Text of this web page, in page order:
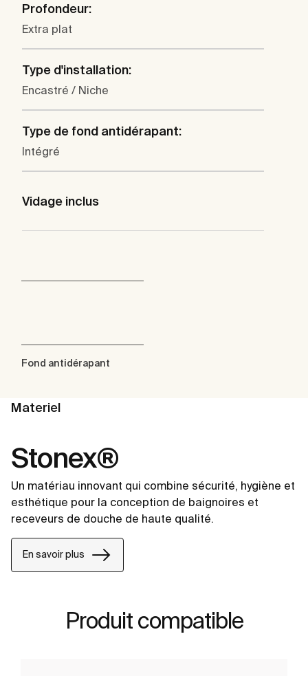
Profondeur:
Extra plat
Type d'installation:
Encastré / Niche
Type de fond antidérapant:
Intégré
Vidage inclus
Fond antidérapant
Materiel
Stonex®
Un matériau innovant qui combine sécurité, hygiène et
esthétique pour la conception de baignoires et
receveurs de douche de haute qualité.
En savoir plus
Produit compatible